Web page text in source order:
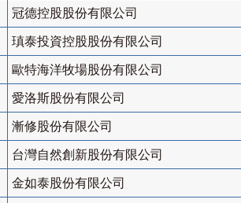
冠德控股股份有限公司
瑱泰投資控股股份有限公司
歐特海洋牧場股份有限公司
愛洛斯股份有限公司
漸修股份有限公司
台灣自然創新股份有限公司
金如泰股份有限公司